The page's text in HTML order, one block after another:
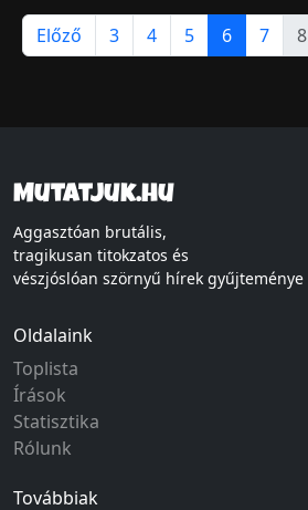
Előző 3 4 5 6 7 8
Mutatjuk.hu
Aggasztóan brutális,
tragikusan titokzatos és
vészjóslóan szörnyű hírek gyűjteménye
Oldalaink
Toplista
Írások
Statisztika
Rólunk
Továbbiak